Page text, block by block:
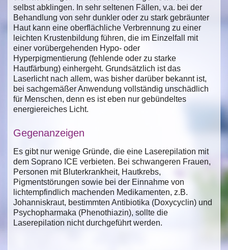
selbst abklingen. In sehr seltenen Fällen, v.a. bei der
Behandlung von sehr dunkler oder zu stark gebräunter
Haut kann eine oberflächliche Verbrennung zu einer
leichten Krustenbildung führen, die im Einzelfall mit
einer vorübergehenden Hypo- oder
Hyperpigmentierung (fehlende oder zu starke
Hautfärbung) einhergeht. Grundsätzlich ist das
Laserlicht nach allem, was bisher darüber bekannt ist,
bei sachgemäßer Anwendung vollständig unschädlich
für Menschen, denn es ist eben nur gebündeltes
energiereiches Licht.
Gegenanzeigen
Es gibt nur wenige Gründe, die eine Laserepilation mit
dem Soprano ICE verbieten. Bei schwangeren Frauen,
Personen mit Bluterkrankheit, Hautkrebs,
Pigmentstörungen sowie bei der Einnahme von
lichtempfindlich machenden Medikamenten, z.B.
Johanniskraut, bestimmten Antibiotika (Doxycyclin) und
Psychopharmaka (Phenothiazin), sollte die
Laserepilation nicht durchgeführt werden.